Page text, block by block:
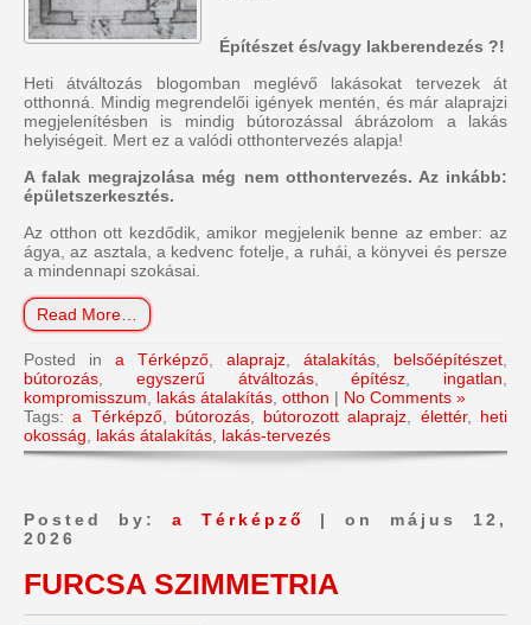
Építészet és/vagy lakberendezés ?!
Heti átváltozás blogomban meglévő lakásokat tervezek át
otthonná. Mindig megrendelői igények mentén, és már alaprajzi
megjelenítésben is mindig bútorozással ábrázolom a lakás
helyiségeit. Mert ez a valódi otthontervezés alapja!
A falak megrajzolása még nem otthontervezés. Az inkább:
épületszerkesztés.
Az otthon ott kezdődik, amikor megjelenik benne az ember: az
ágya, az asztala, a kedvenc fotelje, a ruhái, a könyvei és persze
a mindennapi szokásai.
Read More…
Posted in a Térképző alaprajz átalakítás belsőépítészet
bútorozás
egyszerű átváltozás,építész ingatlan
kompromisszum
lakás átalakítás otthon | No Comments »
Tags:a Térképző, bútorozás, bútorozott alaprajz élettér, heti
okosság
lakás átalakítás lakás-tervezés
Posted by: a Térképző
| on május 12,
2026
FURCSA SZIMMETRIA